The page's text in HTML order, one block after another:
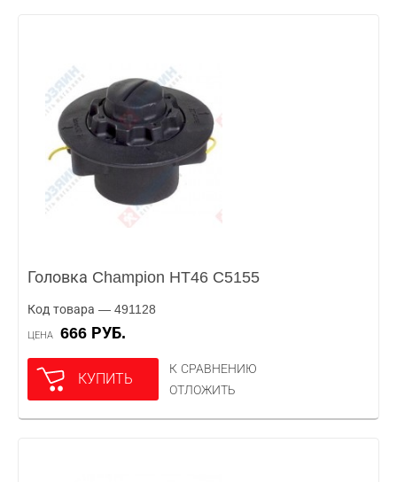
Головка Champion HT46 C5155
Код товара — 491128
ЦЕНА 666 РУБ.
КУПИТЬ
К СРАВНЕНИЮ
ОТЛОЖИТЬ